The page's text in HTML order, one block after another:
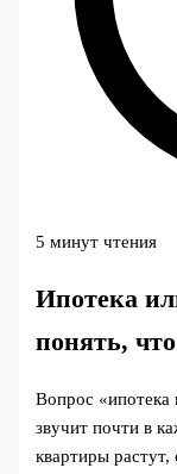
5 минут чтения
Ипотека
понять,
Вопрос «ипотека
звучит почти в
квартиры растут,